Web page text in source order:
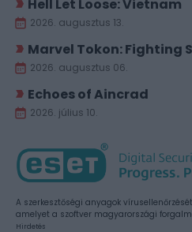
Hell Let Loose: Vietnam
2026. augusztus 13.
Marvel Tokon: Fighting
2026. augusztus 06.
Echoes of Aincrad
2026. július 10.
A szerkesztőségi anyagok
amelyet a szoftver magyarországi
Hirdetés